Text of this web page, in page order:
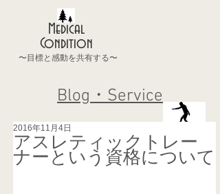
Medical
Condition
〜目標と感動を共有する〜
Blog・Service
アスレティックトレー
ナーという資格について
2016年11月4日